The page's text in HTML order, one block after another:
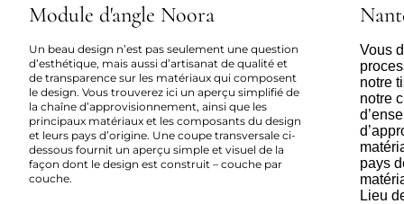
Module d'angle Noora
Un beau design n’est pas seulement une question
d’esthétique, mais aussi d’artisanat de qualité et
de transparence sur les matériaux qui composent
le design. Vous trouverez ici un aperçu simplifié de
la chaîne d’approvisionnement, ainsi que les
principaux matériaux et les composants du design
et leurs pays d’origine. Une coupe transversale ci-
dessous fournit un aperçu simple et visuel de la
façon dont le design est construit – couche par
couche.
Vous
notre
notre
pays
Lieu